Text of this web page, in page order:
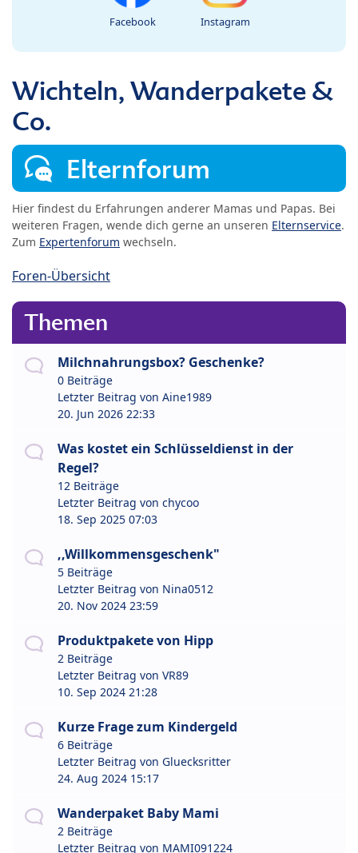
Facebook Instagram
Wichteln, Wanderpakete &
Co.
Elternforum
Hier findest du Erfahrungen anderer Mamas und Papas. Bei
weiteren Fragen, wende dich gerne an unseren Elternservice.
Zum Expertenforum wechseln.
Foren-Übersicht
Themen
Milchnahrungsbox? Geschenke?
0 Beiträge
Letzter Beitrag von Aine1989
20. Jun 2026 22:33
Was kostet ein Schlüsseldienst in der
Regel?
12 Beiträge
Letzter Beitrag von chycoo
18. Sep 2025 07:03
,,Willkommensgeschenk"
5 Beiträge
Letzter Beitrag von Nina0512
20. Nov 2024 23:59
Produktpakete von Hipp
2 Beiträge
Letzter Beitrag von VR89
10. Sep 2024 21:28
Kurze Frage zum Kindergeld
6 Beiträge
Letzter Beitrag von Gluecksritter
24. Aug 2024 15:17
Wanderpaket Baby Mami
2 Beiträge
Letzter Beitrag von MAMI091224